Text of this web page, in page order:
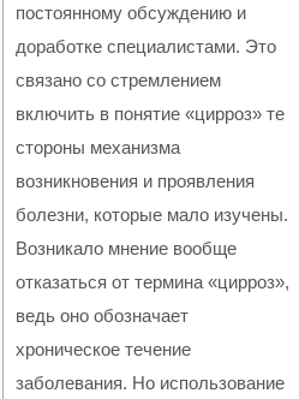
постоянному обсуждению и
доработке специалистами. Это
связано со стремлением
включить в понятие «цирроз» те
стороны механизма
возникновения и проявления
болезни, которые мало изучены.
Возникало мнение вообще
отказаться от термина «цирроз»,
ведь оно обозначает
хроническое течение
заболевания. Но использование